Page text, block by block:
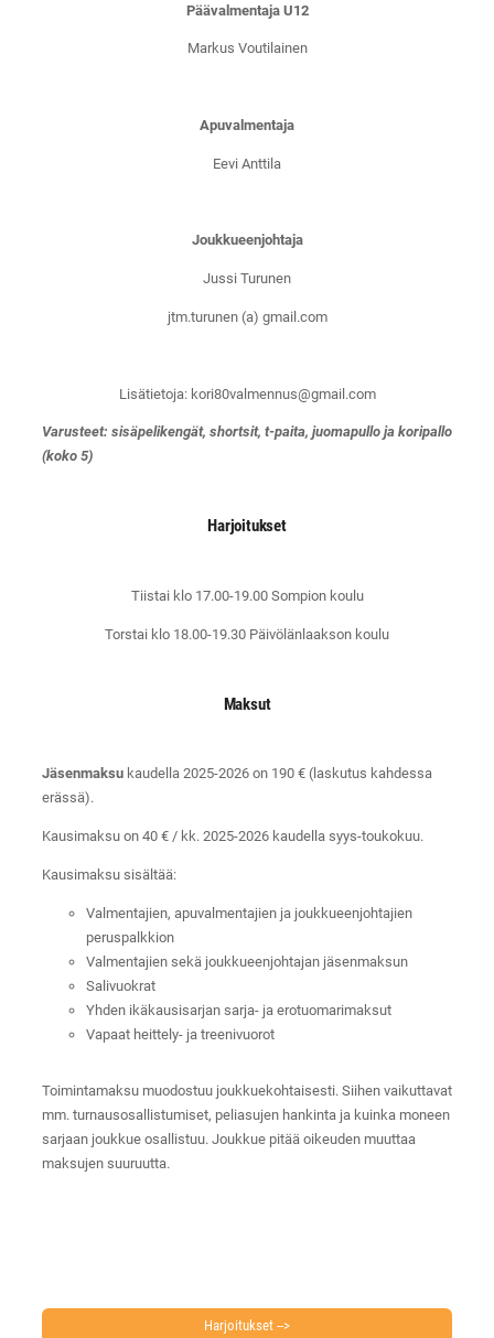
Päävalmentaja U12
Markus Voutilainen
Apuvalmentaja
Eevi Anttila
Joukkueenjohtaja
Jussi Turunen
jtm.turunen (a) gmail.com
Lisätietoja: kori80valmennus@gmail.com
Varusteet: sisäpelikengät, shortsit, t-paita, juomapullo ja koripallo
(koko 5)
Harjoitukset
Tiistai klo 17.00-19.00 Sompion koulu
Torstai klo 18.00-19.30 Päivölänlaakson koulu
Maksut
Jäsenmaksukaudella 2025-2026 on 190 € (laskutus kahdessa
erässä).
Kausimaksu on 40 € / kk. 2025-2026 kaudella syys-toukokuu.
Kausimaksu sisältää:
Valmentajien, apuvalmentajien ja joukkueenjohtajien
peruspalkkion
Valmentajien sekä joukkueenjohtajan jäsenmaksun
Salivuokrat
Yhden ikäkausisarjan sarja- ja erotuomarimaksut
Vapaat heittely- ja treenivuorot
Toimintamaksu muodostuu joukkuekohtaisesti. Siihen vaikuttavat
mm. turnausosallistumiset, peliasujen hankinta ja kuinka moneen
sarjaan joukkue osallistuu. Joukkue pitää oikeuden muuttaa
maksujen suuruutta.
Harjoitukset -->